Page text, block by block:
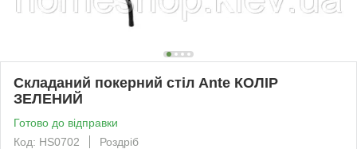
Складаний покерний стіл Ante КОЛІР
ЗЕЛЕНИЙ
Готово до відправки
Код: HS0702
Роздріб